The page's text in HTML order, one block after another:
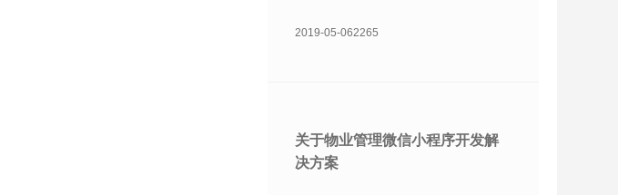
2019-05-062265
关于物业管理微信小程序开发解
决方案